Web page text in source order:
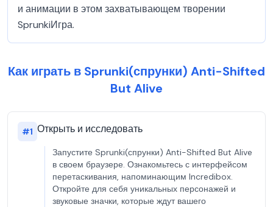
и анимации в этом захватывающем творении
SprunkiИгра.
Как играть в Sprunki(спрунки) Anti-Shifted
But Alive
#1 Открыть и исследовать
Запустите Sprunki(спрунки) Anti-Shifted But Alive
в своем браузере. Ознакомьтесь с интерфейсом
перетаскивания, напоминающим Incredibox.
Откройте для себя уникальных персонажей и
звуковые значки, которые ждут вашего